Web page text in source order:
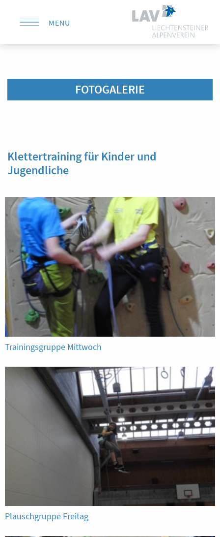
MENU
FOTOGALERIE
Klettertraining für Kinder und
Jugendliche
Trainingsgruppe Mittwoch
Plauschgruppe Freitag